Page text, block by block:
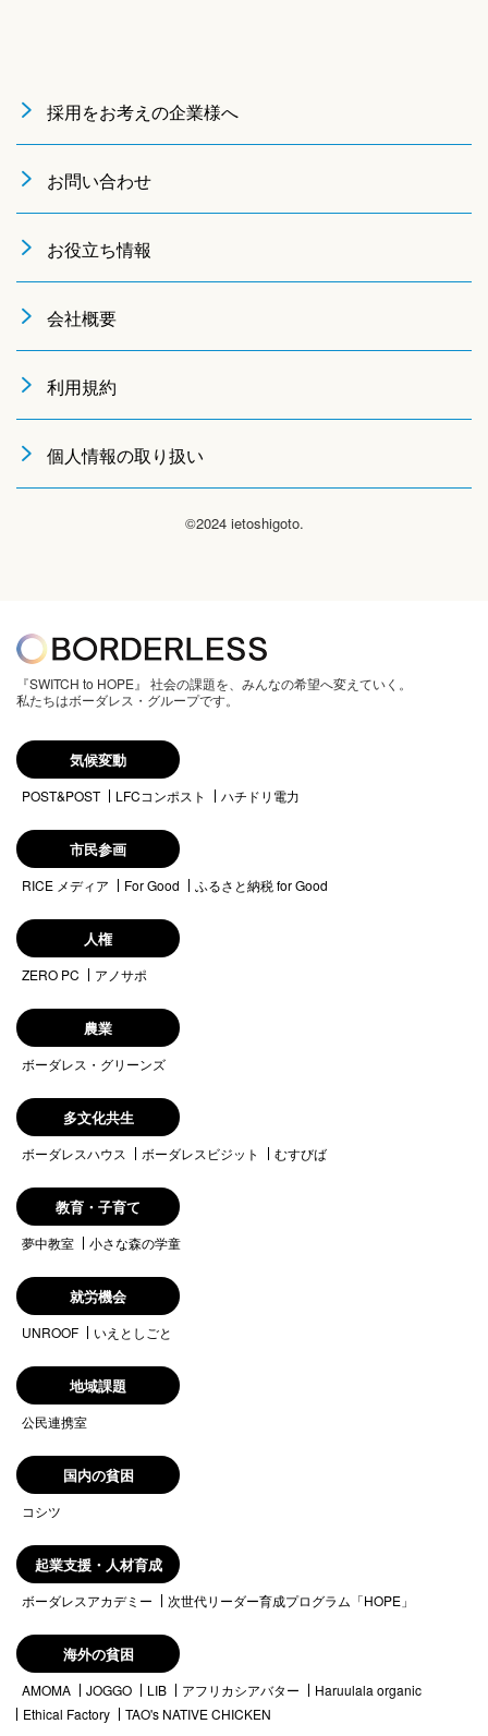
採用をお考えの企業様へ
お問い合わせ
お役立ち情報
会社概要
利用規約
個人情報の取り扱い
©2024 ietoshigoto.
『SWITCH to HOPE』 社会の課題を、みんなの希望へ変えていく。
私たちはボーダレス・グループです。
気候変動
POST&POST LFCコンポスト ハチドリ電力
市民参画
RICE メディア For Good ふるさと納税 for Good
人権
ZERO PC アノサポ
農業
ボーダレス・グリーンズ
多文化共生
ボーダレスハウス ボーダレスビジット むすびば
教育・子育て
夢中教室 小さな森の学童
就労機会
UNROOF いえとしごと
地域課題
公民連携室
国内の貧困
コシツ
起業支援・人材育成
ボーダレスアカデミー 次世代リーダー育成プログラム「HOPE」
海外の貧困
AMOMA JOGGO LIB アフリカシアバター
Haruulala organic
Ethical Factory
TAO's NATIVE CHICKEN